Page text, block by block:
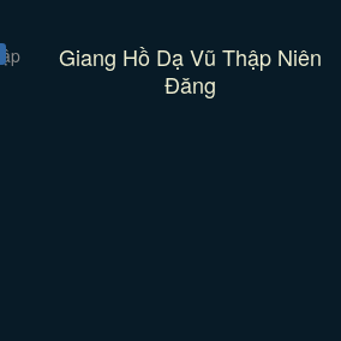
Giang Hồ Dạ Vũ Thập Niên
Đăng